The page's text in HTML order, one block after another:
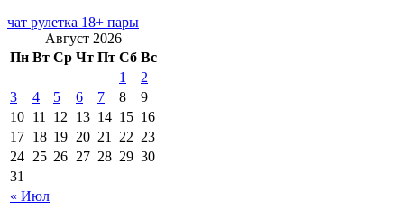
чат рулетка 18+ пары
Август 2026
Пн Вт Ср Чт Пт Сб Вс
« Июл
1
2
3
4 5 6 7 8
9
10 11 12 13 14 15 16
17 18 19 20 21 22 23
24 25 26 27 28 29 30
31